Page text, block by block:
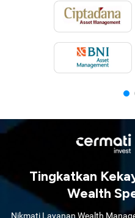
Tingkatkan
Wealth
Nikmati Layanan Wealth